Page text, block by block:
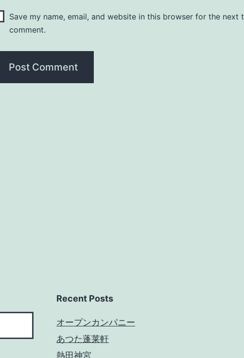
Save my name, email, and website in this browser for the next
comment.
Recent Posts
オープンカンパニー
あつた蓬莱軒
熱田神宮